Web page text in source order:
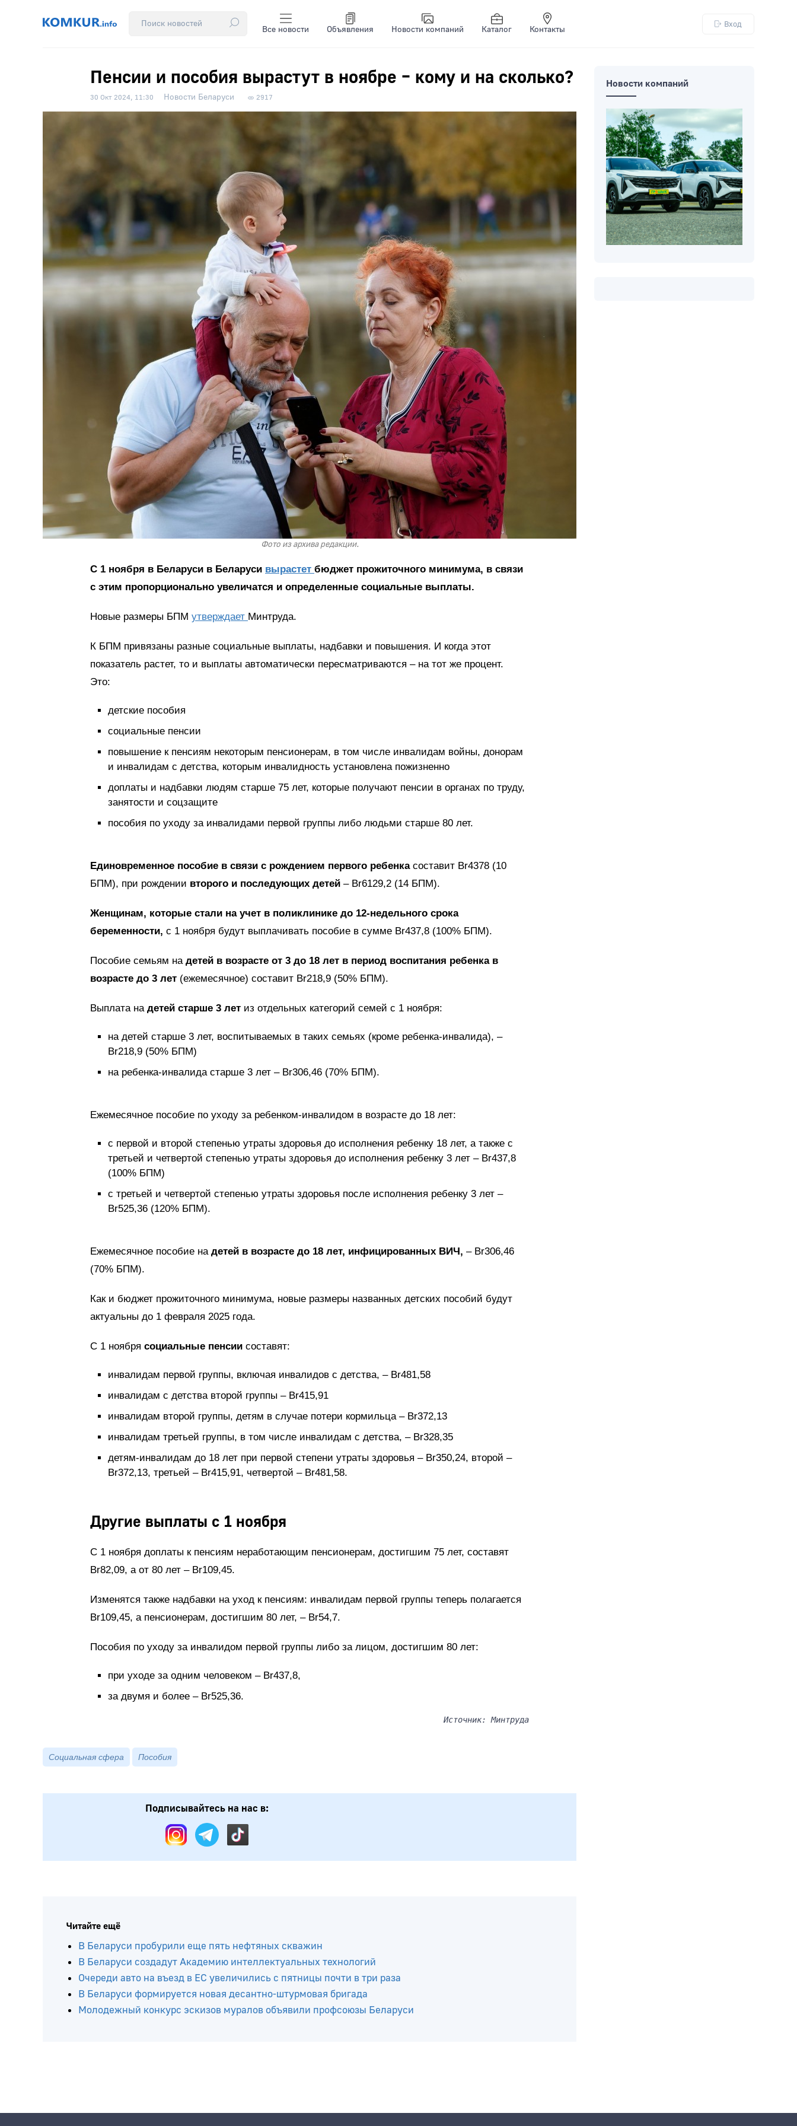
Все новости Объявления Новости компаний Каталог Контакты
Вход
Пенсии и пособия вырастут в ноябре – кому и на сколько?
30 Окт 2024, 11:30 Новости Беларуси 2917
Фото из архива редакции.
С 1 ноября в Беларуси в Беларуси вырастет бюджет прожиточного минимума, в связи
с этим пропорционально увеличатся и определенные социальные выплаты.
Новые размеры БПМ утверждает Минтруда.
К БПМ привязаны разные социальные выплаты, надбавки и повышения. И когда этот
показатель растет, то и выплаты автоматически пересматриваются – на тот же процент.
Это:
детские пособия
социальные пенсии
повышение к пенсиям некоторым пенсионерам, в том числе инвалидам войны, донорам
и инвалидам с детства, которым инвалидность установлена пожизненно
доплаты и надбавки людям старше 75 лет, которые получают пенсии в органах по труду,
занятости и соцзащите
пособия по уходу за инвалидами первой группы либо людьми старше 80 лет.
Единовременное пособие в связи с рождением первого ребенкасоставит Br4378 (10
БПМ), при рождении второго и последующих детей – Br6129,2 (14 БПМ).
Женщинам, которые стали на учет в поликлинике до 12-недельного срока
беременности, с 1 ноября будут выплачивать пособие в сумме Br437,8 (100% БПМ).
Пособие семьям на детей в возрасте от 3 до 18 лет в период воспитания ребенка в
возрасте до 3 лет (ежемесячное) составит Br218,9 (50% БПМ).
Выплата на детей старше 3 лет из отдельных категорий семей с 1 ноября:
на детей старше 3 лет, воспитываемых в таких семьях (кроме ребенка-инвалида), –
Br218,9 (50% БПМ)
на ребенка-инвалида старше 3 лет – Br306,46 (70% БПМ).
Ежемесячное пособие по уходу за ребенком-инвалидом в возрасте до 18 лет:
с первой и второй степенью утраты здоровья до исполнения ребенку 18 лет, а также с
третьей и четвертой степенью утраты здоровья до исполнения ребенку 3 лет – Br437,8
(100% БПМ)
с третьей и четвертой степенью утраты здоровья после исполнения ребенку 3 лет –
Br525,36 (120% БПМ).
Ежемесячное пособие на детей в возрасте до 18 лет, инфицированных ВИЧ, – Br306,46
(70% БПМ).
Как и бюджет прожиточного минимума, новые размеры названных детских пособий будут
актуальны до 1 февраля 2025 года.
С 1 ноября социальные пенсии составят:
инвалидам первой группы, включая инвалидов с детства, – Br481,58
инвалидам с детства второй группы – Br415,91
инвалидам второй группы, детям в случае потери кормильца – Br372,13
инвалидам третьей группы, в том числе инвалидам с детства, – Br328,35
детям-инвалидам до 18 лет при первой степени утраты здоровья – Br350,24, второй –
Br372,13, третьей – Br415,91, четвертой – Br481,58.
Другие выплаты с 1 ноября
С 1 ноября доплаты к пенсиям неработающим пенсионерам, достигшим 75 лет, составят
Br82,09, а от 80 лет – Br109,45.
Изменятся также надбавки на уход к пенсиям: инвалидам первой группы теперь полагается
Br109,45, а пенсионерам, достигшим 80 лет, – Br54,7.
Пособия по уходу за инвалидом первой группы либо за лицом, достигшим 80 лет:
при уходе за одним человеком – Br437,8,
за двумя и более – Br525,36.
Источник: Минтруда
Социальная сфера Пособия
Подписывайтесь на нас в:
Читайте ещё
В Беларуси пробурили еще пять нефтяных скважин
В Беларуси создадут Академию интеллектуальных технологий
Новости компаний